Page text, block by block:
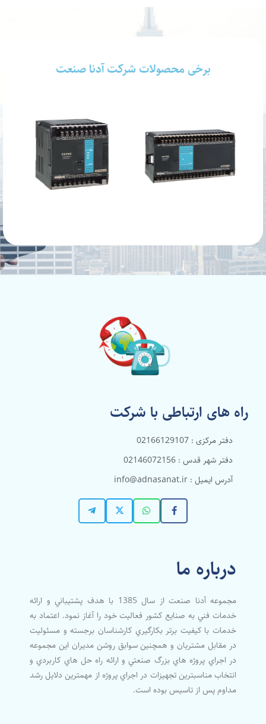
برخی محصولات شرکت آدنا صنعت
درباره ما
مجموعه آدنا صنعت از سال 1385 با هدف پشتيباني و ارائه
خدمات فني به صنايع كشور فعاليت خود را آغاز نمود. اعتماد به
خدمات با كيفيت برتر بكارگيري كارشناسان برجسته و مسئوليت
در مقابل مشتريان و همچنين سوابق روشن مديران اين مجموعه
در اجراي پروژه هاي بزرگ صنعتي و ارائه راه حل هاي كاربردي و
انتخاب مناسبترين تجهيزات در اجراي پروژه از مهمترين دلايل رشد
مداوم پس از تاسيس بوده است.
راه های ارتباطی با شرکت
دفتر مرکزی : 02166129107
دفتر شهر قدس : 02146072156
آدرس ایمیل : info@adnasanat.ir